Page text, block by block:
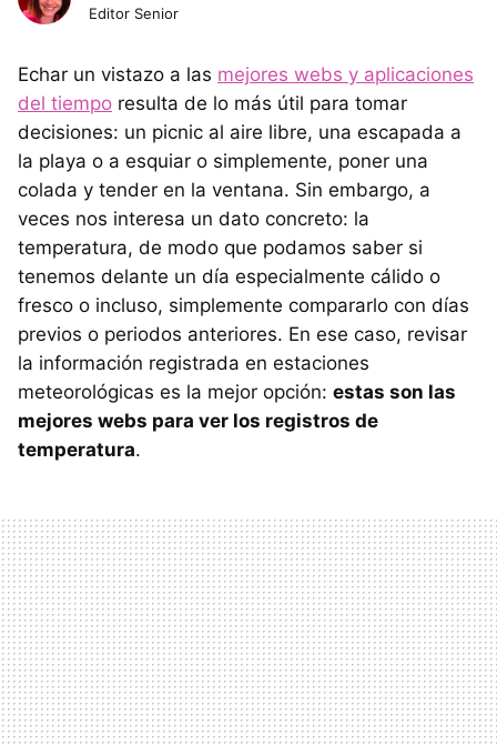
Editor Senior
Echar un vistazo a las mejores webs y aplicaciones
del tiempo resulta de lo más útil para tomar
decisiones: un picnic al aire libre, una escapada a
la playa o a esquiar o simplemente, poner una
colada y tender en la ventana. Sin embargo, a
veces nos interesa un dato concreto: la
temperatura, de modo que podamos saber si
tenemos delante un día especialmente cálido o
fresco o incluso, simplemente compararlo con días
previos o periodos anteriores. En ese caso, revisar
la información registrada en estaciones
meteorológicas es la mejor opción: estas son las
mejores webs para ver los registros de
temperatura.